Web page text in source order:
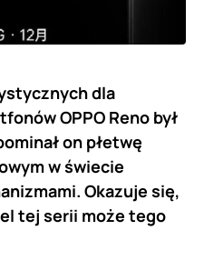
dla
OPPO Reno był
on płetwę
w świecie
Okazuje się,
tej serii może tego